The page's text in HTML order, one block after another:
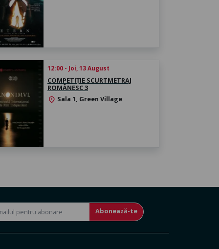
12:00 - Joi, 13 August
COMPETIȚIE SCURTMETRAJ
ROMÂNESC 3
location_on Sala 1, Green Village
Abonează-te